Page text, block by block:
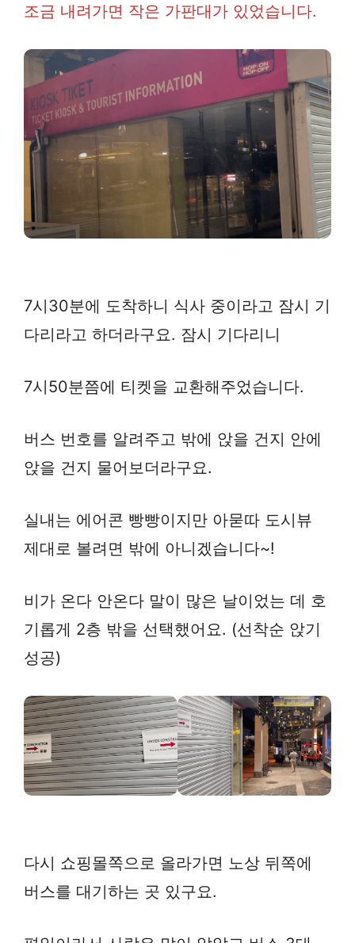
조금 내려가면 작은 가판대가 있었습니다.
7시30분에 도착하니 식사 중이라고 잠시 기
다리라고 하더라구요. 잠시 기다리니
7시50분쯤에 티켓을 교환해주었습니다.
버스 번호를 알려주고 밖에 앉을 건지 안에
앉을 건지 물어보더라구요.
실내는 에어콘 빵빵이지만 아묻따 도시뷰
제대로 볼려면 밖에 아니겠습니다~!
비가 온다 안온다 말이 많은 날이었는 데 호
기롭게 2층 밖을 선택했어요. (선착순 앉기
성공)
다시 쇼핑몰쪽으로 올라가면 노상 뒤쪽에
버스를 대기하는 곳 있구요.